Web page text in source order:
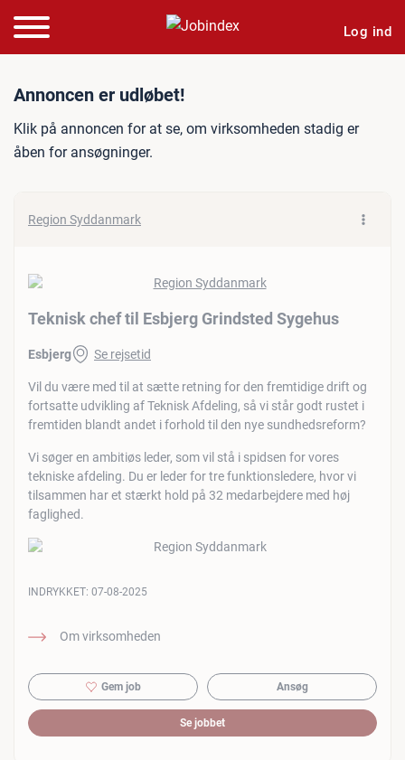
Log ind
Jobannonce: Teknisk
Annoncen er udløbet!
Klik på annoncen for at se, om virksomheden stadig er
åben for ansøgninger.
Region Syddanmark
Teknisk chef til Esbjerg Grindsted Sygehus
Esbjerg Se rejsetid
Vil du være med til at sætte retning for den fremtidige drift og
fortsatte udvikling af Teknisk Afdeling, så vi står godt rustet i
fremtiden blandt andet i forhold til den nye sundhedsreform?
Vi søger en ambitiøs leder, som vil stå i spidsen for vores
tekniske afdeling. Du er leder for tre funktionsledere, hvor vi
tilsammen har et stærkt hold på 32 medarbejdere med høj
faglighed.
Om virksomheden
INDRYKKET: 07-08-2025
Gem job Ansøg
Se jobbet